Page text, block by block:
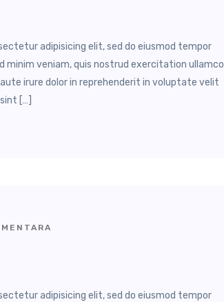
adipisicing elit, sed do eiusmod tempor
minim veniam, quis nostrud exercitation ullamco
irure dolor in reprehenderit in voluptate velit
[…]
adipisicing elit, sed do eiusmod tempor